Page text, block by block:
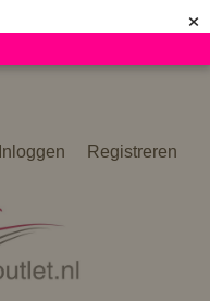
×
Inloggen Registreren